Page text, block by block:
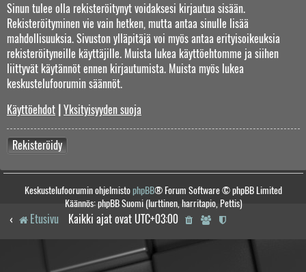
Sinun tulee olla rekisteröitynyt voidaksesi kirjautua sisään.
Rekisteröityminen vie vain hetken, mutta antaa sinulle lisää
mahdollisuuksia. Sivuston ylläpitäjä voi myös antaa erityisoikeuksia
rekisteröityneille käyttäjille. Muista lukea käyttöehtomme ja siihen
liittyvät käytännöt ennen kirjautumista. Muista myös lukea
keskustelufoorumin säännöt.
Käyttöehdot Yksityisyyden suoja
Rekisteröidy
Keskustelufoorumin ohjelmistophpBB® Forum Software © phpBB Limited
Käännös: phpBB Suomi (lurttinen, harritapio, Pettis)
Etusivu Kaikki ajat ovat UTC+03:00